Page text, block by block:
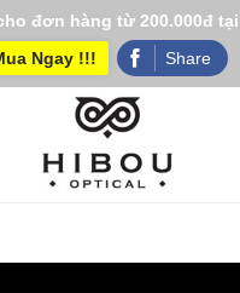
đơn hàng từ 200.000đ
Ngay !!!
Share